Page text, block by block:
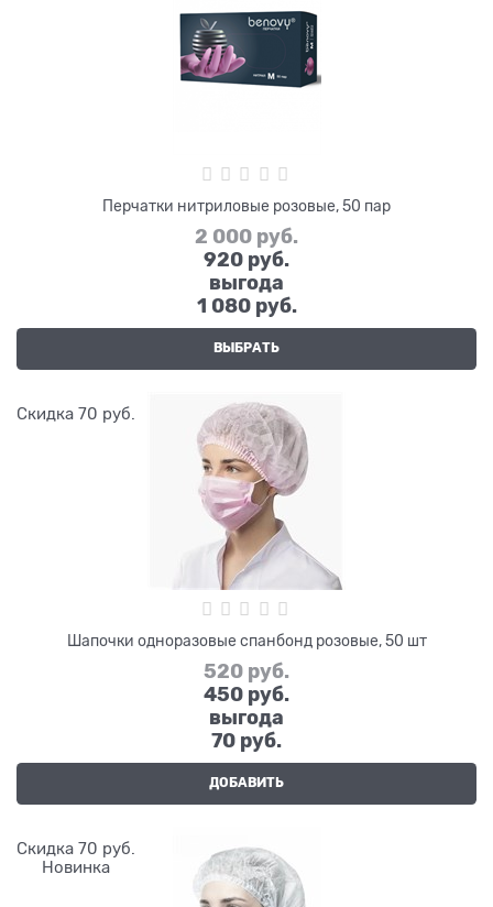
Перчатки нитриловые розовые, 50 пар
2 000 руб.
920 руб.
выгода
1 080 руб.
ВЫБРАТЬ
Скидка 70 руб.
Шапочки одноразовые спанбонд розовые, 50 шт
520 руб.
450 руб.
выгода
70 руб.
ДОБАВИТЬ
Скидка 70 руб.
Новинка